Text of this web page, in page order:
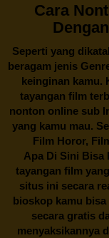
Cara
Seperti yang
beragam jenis
keinginan kamu.
tayangan film
nonton online sub
yang kamu mau.
Film Horor,
Apa Di Sini Bisa
tayangan film
situs ini secara
bioskop kamu
secara gratis
menyaksikannya